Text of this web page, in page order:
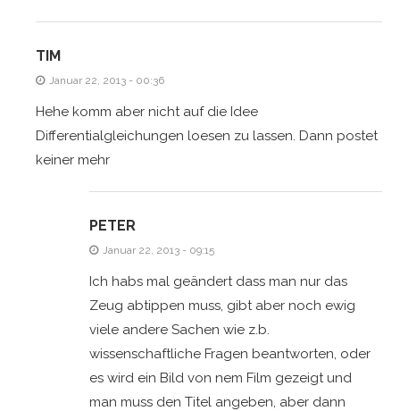
TIM
Januar 22, 2013 - 00:36
Hehe komm aber nicht auf die Idee
Differentialgleichungen loesen zu lassen. Dann postet
keiner mehr
PETER
Januar 22, 2013 - 09:15
Ich habs mal geändert dass man nur das
Zeug abtippen muss, gibt aber noch ewig
viele andere Sachen wie z.b.
wissenschaftliche Fragen beantworten, oder
es wird ein Bild von nem Film gezeigt und
man muss den Titel angeben, aber dann